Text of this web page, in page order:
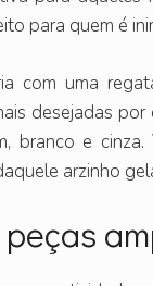
para quem é
com uma
desejadas
branco e
arzinho